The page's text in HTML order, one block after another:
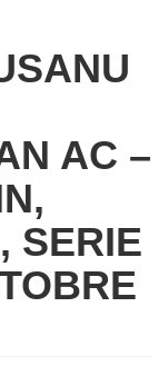
AC –
SERIE